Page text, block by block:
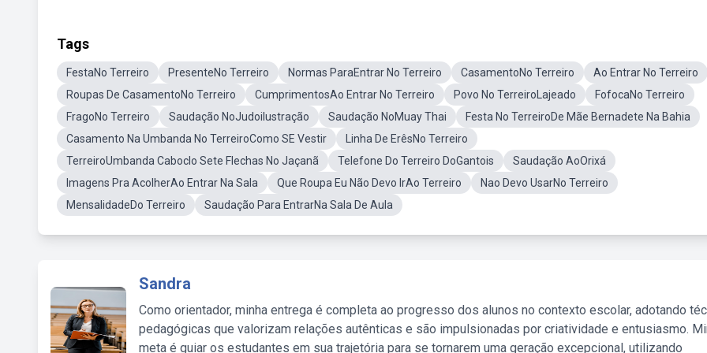
Tags
FestaNo Terreiro PresenteNo Terreiro Normas ParaEntrar No Terreiro CasamentoNo Terreiro
Ao Entrar No Terreiro
Roupas De CasamentoNo Terreiro
CumprimentosAo Entrar No Terreiro Povo No TerreiroLajeado
FofocaNo Terreiro
FragoNo Terreiro
Saudação NoJudoilustração Saudação NoMuay Thai
Festa No TerreiroDe Mãe Bernadete Na Bahia
Casamento Na Umbanda No TerreiroComo SE Vestir
Linha De ErêsNo Terreiro
TerreiroUmbanda Caboclo Sete Flechas No Jaçanã
Telefone Do Terreiro DoGantois
Saudação AoOrixá
Imagens Pra AcolherAo Entrar Na Sala
Que Roupa Eu Não Devo IrAo Terreiro
Nao Devo UsarNo Terreiro
MensalidadeDo Terreiro
Saudação Para EntrarNa Sala De Aula
Sandra
Como orientador, minha entrega é completa ao progresso dos alunos no contexto escolar, adotando
pedagógicas que valorizam relações autênticas e são impulsionadas por criatividade e entusiasmo.
meta é guiar os estudantes em sua trajetória para se tornarem uma geração excepcional, utilizando